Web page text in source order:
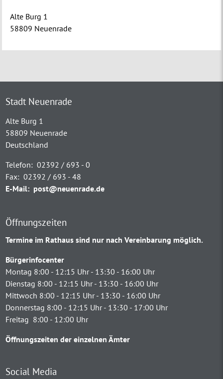
Alte Burg 1
58809 Neuenrade
Stadt Neuenrade
Alte Burg 1
58809 Neuenrade
Deutschland
Telefon: 02392 / 693 - 0
Fax: 02392 / 693 - 48
E-Mail: post@neuenrade.de
Öffnungszeiten
Termine im Rathaus sind nur nach Vereinbarung möglich.
Bürgerinfocenter
Montag 8:00 - 12:15 Uhr - 13:30 - 16:00 Uhr
Dienstag 8:00 - 12:15 Uhr - 13:30 - 16:00 Uhr
Mittwoch 8:00 - 12:15 Uhr - 13:30 - 16:00 Uhr
Donnerstag 8:00 - 12:15 Uhr - 13:30 - 17:00 Uhr
Freitag 8:00 - 12:00 Uhr
Öffnungszeiten der einzelnen Ämter
Social Media